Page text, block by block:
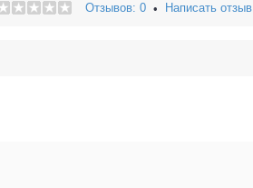
Отзывов: 0 • Написать отзыв